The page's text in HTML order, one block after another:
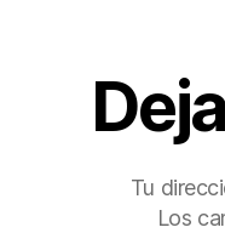
Tu
Los